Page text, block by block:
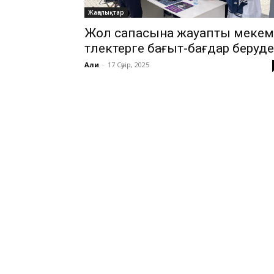
Жаңалықтар
Жол сапасына жауапты
түлектерге бағыт-бағдар беруде
Али - 17 Сәуір, 2025